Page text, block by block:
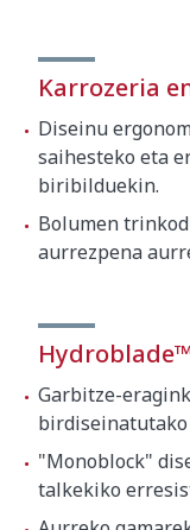
Karrozeria
Diseinu
saihesteko eta
biribilduekin.
Bolumen
aurrezpena
Garbitze-
"Monoblock"
talkekiko